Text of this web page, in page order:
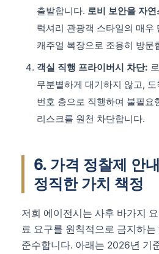
출발합니다. 로비 보안을 자
럭셔리 관광객 스타일의 매우
캐주얼 복장으로 조용히 방문
객실 직행 프라이버시 차단:
무분별하게 대기하지 않고,
번호 층으로 직행하여 불필요
리스크를 원천 차단합니다.
6. 가격 정찰제 안
정직한 가치 책정
저희 에이전시는 사후 바가지
료 요구를 원칙적으로 금지하는
준수합니다. 아래는 2026년 기